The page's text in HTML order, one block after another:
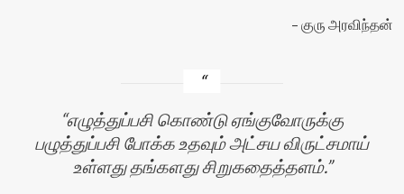
குரு அரவிந்தன்
எழுத்துப்பசி கொண்டு ஏங்குவோருக்கு
பழுத்துப்பசி போக்க உதவும் அட்சய விருட்சமாய்
உள்ளது தங்களது சிறுகதைத்தளம்.